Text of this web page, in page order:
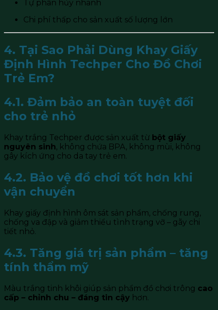
Tự phân hủy nhanh
Chi phí thấp cho sản xuất số lượng lớn
4. Tại Sao Phải Dùng Khay Giấy
Định Hình Techper Cho Đồ Chơi
Trẻ Em?
4.1. Đảm bảo an toàn tuyệt đối
cho trẻ nhỏ
Khay trắng Techper được sản xuất từ bột giấy
nguyên sinh, không chứa BPA, không mùi, không
gây kích ứng cho da tay trẻ em.
4.2. Bảo vệ đồ chơi tốt hơn khi
vận chuyển
Khay giấy định hình ôm sát sản phẩm, chống rung,
chống va đập và giảm thiểu tình trạng vỡ – gãy chi
tiết nhỏ.
4.3. Tăng giá trị sản phẩm – tăng
tính thẩm mỹ
Màu trắng tinh khôi giúp sản phẩm đồ chơi trông cao
cấp – chỉnh chu – đáng tin cậy hơn.